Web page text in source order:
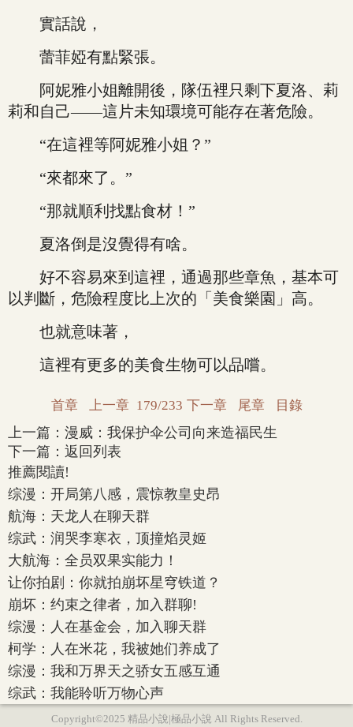
實話說，
蕾菲婭有點緊張。
阿妮雅小姐離開後，隊伍裡只剩下夏洛、莉
莉和自己——這片未知環境可能存在著危險。
“在這裡等阿妮雅小姐？”
“來都來了。”
“那就順利找點食材！”
夏洛倒是沒覺得有啥。
好不容易來到這裡，通過那些章魚，基本可
以判斷，危險程度比上次的「美食樂園」高。
也就意味著，
這裡有更多的美食生物可以品嚐。
首章 上一章 179/233 下一章 尾章 目錄
上一篇： 漫威：我保护伞公司向来造福民生
下一篇： 返回列表
推薦閱讀!
综漫：开局第八感，震惊教皇史昂
航海：天龙人在聊天群
综武：润哭李寒衣，顶撞焰灵姬
大航海：全员双果实能力！
让你拍剧：你就拍崩坏星穹铁道？
崩坏：约束之律者，加入群聊!
综漫：人在基金会，加入聊天群
柯学：人在米花，我被她们养成了
综漫：我和万界天之骄女五感互通
综武：我能聆听万物心声
Copyright©2025 精品小說|極品小說 All Rights Reserved.